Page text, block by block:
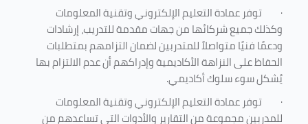
· توفر عمادة التعليم الإلكتروني وتقنية المعلومات
وكذلك جميع شركائها من جهات مقدمة للتدريب، إرشادات
ودعمًا فنيًا متواصلاً للمتدربين لضمان التزامهم بمتطلبات
الحفاظ على النزاهة الأكاديمية وإدراكهم أن عدم الالتزام بها
يُشكل سوء سلوك أكاديمي.
· توفر عمادة التعليم الإلكتروني وتقنية المعلومات
للمدربين مجموعة من التقارير والأدوات التي تساعدهم من